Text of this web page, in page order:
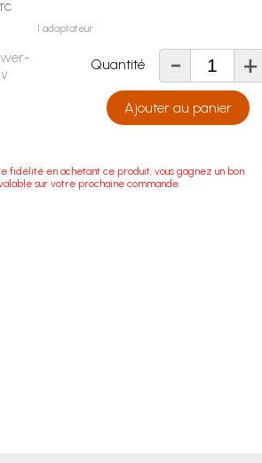
1 adaptateur
Quantité - +
Ajouter au panier
fidélité en achetant ce produit, vous gagnez un bon
sur votre prochaine commande.